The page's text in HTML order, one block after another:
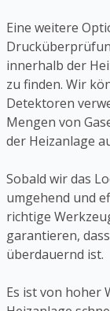
Eine weitere
innerhalb der
zu finden. Wir
Detektoren
Mengen von
der Heizanlage
Sobald wir das
umgehend und
richtige
garantieren,
überdauernd ist.
Es ist von hoher